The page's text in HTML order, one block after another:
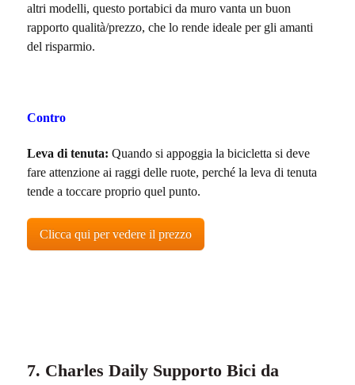
altri modelli, questo portabici da muro vanta un buon
rapporto qualità/prezzo, che lo rende ideale per gli amanti
del risparmio.
Contro
Leva di tenuta: Quando si appoggia la bicicletta si deve
fare attenzione ai raggi delle ruote, perché la leva di tenuta
tende a toccare proprio quel punto.
Clicca qui per vedere il prezzo
7. Charles Daily Supporto Bici da